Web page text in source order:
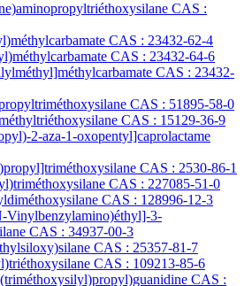
CAS :
CAS : 23432-62-4
CAS : 23432-64-6
CAS : 23432-
CAS : 51895-58-0
CAS : 15129-36-9
2-aza-1-oxopentyl]caprolactame
CAS : 2530-86-1
CAS : 227085-51-0
CAS : 128996-12-3
Vinylbenzylamino)éthyl]-3-
CAS : 34937-00-3
CAS : 25357-81-7
CAS : 109213-85-6
CAS :